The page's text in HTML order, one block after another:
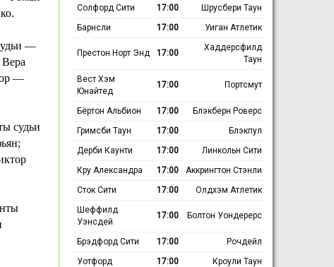
—
—
судьи
Солфорд Сити
17:00
Шрусбери Таун
Барнсли
17:00 Уиган Атлетик
Престон Норт Энд 17:00
Хаддерсфилд
Таун
Вест Хэм
Юнайтед
17:00 Портсмут
Бёртон Альбион 17:00
Блэкберн Роверс
Гримсби Таун
17:00
Блэкпул
Дерби Каунти
17:00
Линкольн Сити
Кру Александра
17:00
Аккрингтон Стэнли
Сток Сити
17:00
Олдхэм Атлетик
Шеффилд
Уэнсдей
17:00 Болтон Уондерерс
Брэдфорд Сити 17:00
Рочдейл
Уотфорд
17:00
Кроули Таун